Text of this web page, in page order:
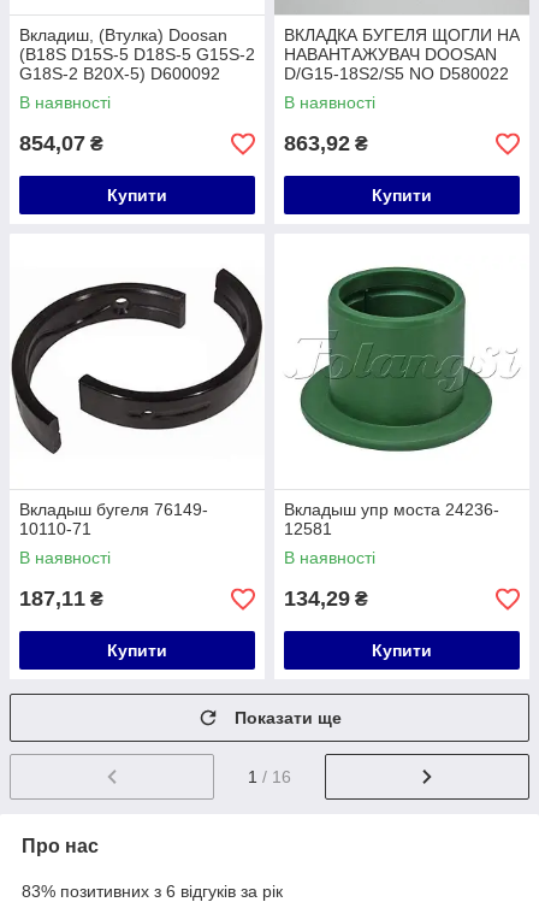
Вкладиш, (Втулка) Doosan
(B18S D15S-5 D18S-5 G15S-2
G18S-2 B20X-5) D600092
В наявності
854,07 ₴
Купити
ВКЛАДКА БУГЕЛЯ ЩОГЛИ НА
НАВАНТАЖУВАЧ DOOSAN
D/G15-18S2/S5 NO D580022
В наявності
863,92 ₴
Купити
Вкладыш бугеля 76149-
10110-71
В наявності
187,11 ₴
Купити
Вкладыш упр моста 24236-
12581
В наявності
134,29 ₴
Купити
Показати ще
1 / 16
Про нас
83% позитивних з 6 відгуків за рік